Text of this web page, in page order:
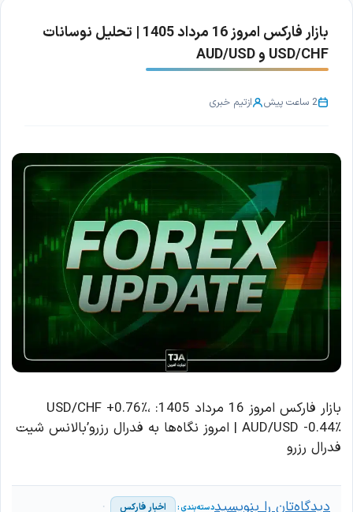
بازار فارکس امروز 16 مرداد 1405 | تحلیل نوسانات
USD/CHF و AUD/USD
2 ساعت پیش ازتیم خبری
بازار فارکس امروز 16 مرداد 1405: USD/CHF +0.76٪،
AUD/USD -0.44٪ | امروز نگاه‌ها به فدرال رزرو’بالانس شیت
فدرال رزرو
اخبار فارکس دیدگاه‌تان را بنویسید